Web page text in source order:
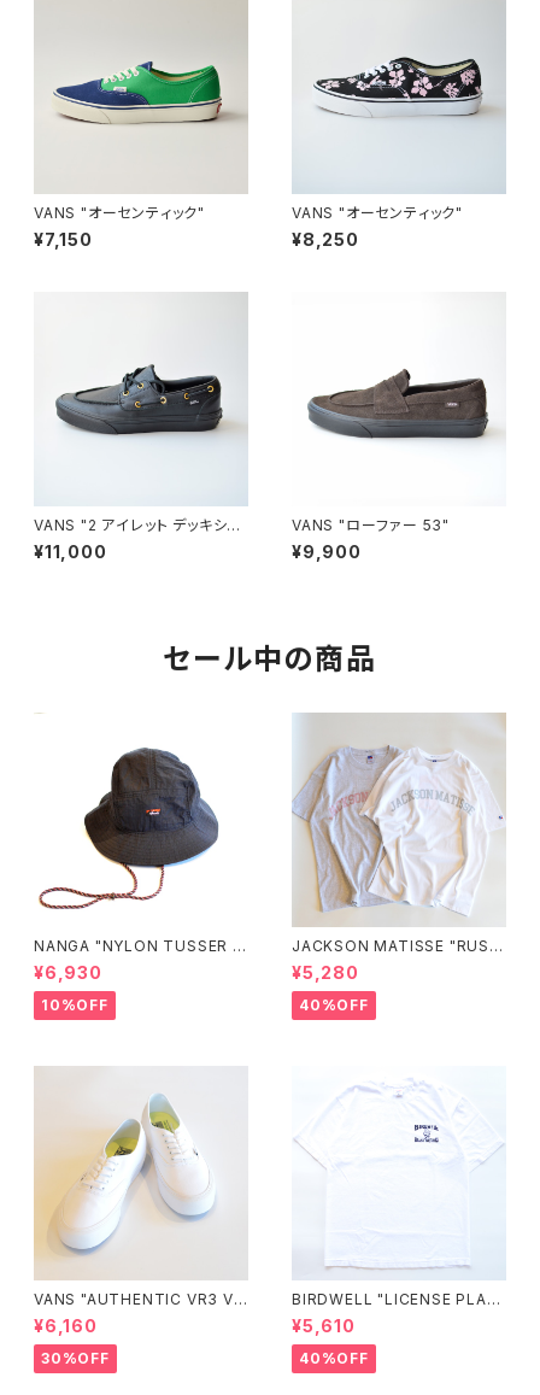
VANS "オーセンティック"
¥7,150
VANS "オーセンティック"
¥8,250
VANS "2 アイレット デッキシュ
ーズ ボートシューズ"
¥11,000
VANS "ローファー 53"
¥9,900
セール中の商品
NANGA "NYLON TUSSER S
UNSHADE HAT"
¥6,930
10%OFF
JACKSON MATISSE "RUSS
ELL ATHLETIC×JM Logo T
ee"
¥5,280
40%OFF
VANS "AUTHENTIC VR3 VN
0005UDTBD"
¥6,160
30%OFF
BIRDWELL "LICENSE PLAT
E TEE"
¥5,610
40%OFF